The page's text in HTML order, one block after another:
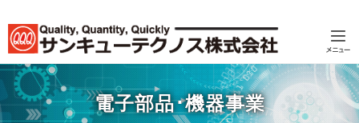
電子部品･機器事業